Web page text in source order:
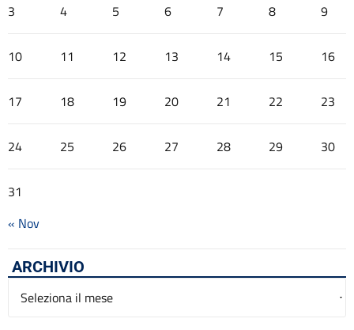
3 4 5 6 7 8 9
10 11 12 13 14 15 16
17 18 19 20 21 22 23
24 25 26 27 28 29 30
31
« Nov
ARCHIVIO
Archivio